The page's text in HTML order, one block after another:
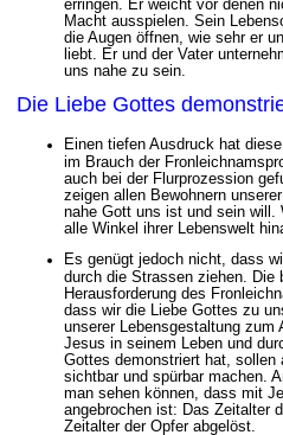
erringen. Er weicht vor denen
Macht ausspielen. Sein
die Augen öffnen, wie sehr er
liebt. Er und der Vater
uns nahe zu sein.
Die Liebe Gottes
Einen tiefen Ausdruck hat
im Brauch der
auch bei der Flurprozession
zeigen allen Bewohnern
nahe Gott uns ist und sein will.
alle Winkel ihrer Lebenswelt
Es genügt jedoch nicht, dass
durch die Strassen ziehen. Die
Herausforderung des
dass wir die Liebe Gottes zu
unserer Lebensgestaltung zum
Jesus in seinem Leben und
Gottes demonstriert hat, sollen
sichtbar und spürbar machen.
man sehen können, dass mit
angebrochen ist: Das Zeitalter
Zeitalter der Opfer abgelöst.